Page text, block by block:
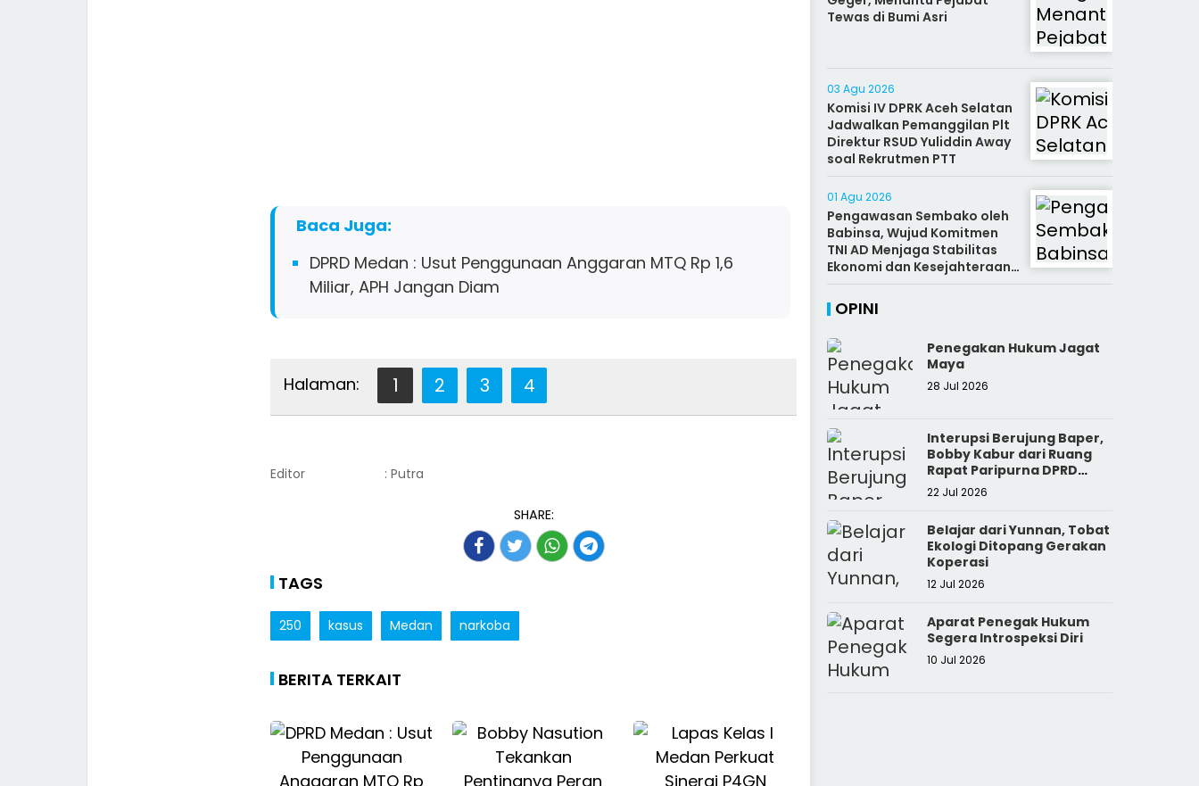
Baca Juga:
DPRD Medan : Usut Penggunaan Anggaran MTQ Rp 1,6
Miliar, APH Jangan Diam
Halaman: 1 2 3 4
Editor : Putra
SHARE:
TAGS
250 kasus Medan narkoba
BERITA TERKAIT
Tewas di Bumi Asri
03 Agu 2026
Komisi IV DPRK Aceh Selatan
Jadwalkan Pemanggilan Plt
Direktur RSUD Yuliddin Away
soal Rekrutmen PTT
01 Agu 2026
Pengawasan Sembako oleh
Babinsa, Wujud Komitmen
TNI AD Menjaga Stabilitas
Ekonomi dan Kesejahteraan
Rakyat
OPINI
Penegakan Hukum Jagat
Maya
28 Jul 2026
Interupsi Berujung Baper,
Bobby Kabur dari Ruang
Rapat Paripurna DPRD
Sumut
22 Jul 2026
Belajar dari Yunnan, Tobat
Ekologi Ditopang Gerakan
Koperasi
12 Jul 2026
Aparat Penegak Hukum
Segera Introspeksi Diri
10 Jul 2026